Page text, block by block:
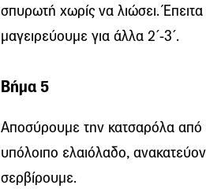
σπυρωτή χωρίς να λιώσει.
μαγειρεύουμε για άλλα 2΄-3΄.
Βήμα 5
Αποσύρουμε την κατσαρόλα από
υπόλοιπο ελαιόλαδο,
σερβίρουμε.